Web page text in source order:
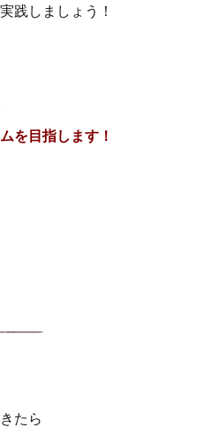
践しましょう！
を目指します！
たら